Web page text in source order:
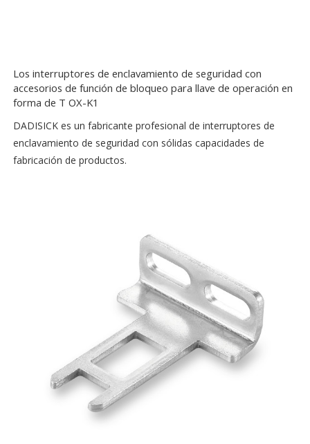
Los interruptores de enclavamiento de seguridad con
accesorios de función de bloqueo para llave de operación en
forma de T OX-K1
DADISICK es un fabricante profesional de interruptores de
enclavamiento de seguridad con sólidas capacidades de
fabricación de productos.